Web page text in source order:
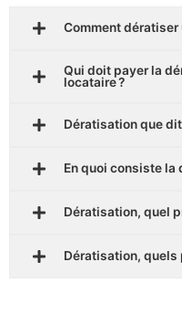
Comment dératiser
Qui doit payer la
locataire ?
Dératisation que
En quoi consiste la
Dératisation, quel
Dératisation, quels